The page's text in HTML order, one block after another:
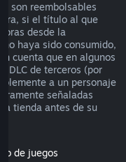
son reembolsables
si el título al que
desde la
no haya sido consumido,
cuenta que en algunos
DLC de terceros (por
a un personaje
señaladas
la tienda antes de su
de juegos